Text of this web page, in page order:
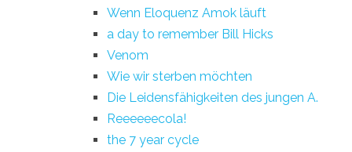
Wenn Eloquenz Amok läuft
a day to remember Bill Hicks
Venom
Wie wir sterben möchten
Die Leidensfähigkeiten des jungen A.
Reeeeeecola!
the 7 year cycle